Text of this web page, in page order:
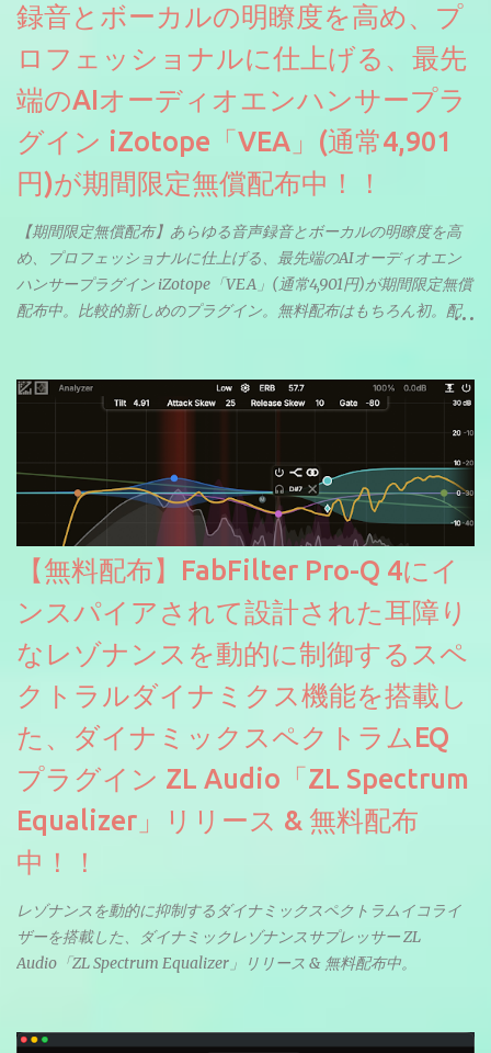
録音とボーカルの明瞭度を高め、プ
ロフェッショナルに仕上げる、最先
端のAIオーディオエンハンサープラ
グイン iZotope「VEA」(通常4,901
円)が期間限定無償配布中！！
【期間限定無償配布】あらゆる音声録音とボーカルの明瞭度を高
め、プロフェッショナルに仕上げる、最先端のAIオーディオエン
ハンサープラグイン iZotope「VEA」(通常4,901円)が期間限定無償
配布中。比較的新しめのプラグイン。無料配布はもちろん初。配
【無料配布】FabFilter Pro-Q 4にイ
ンスパイアされて設計された耳障り
なレゾナンスを動的に制御するスペ
クトラルダイナミクス機能を搭載し
た、ダイナミックスペクトラムEQ
プラグイン ZL Audio「ZL Spectrum
Equalizer」リリース & 無料配布
中！！
レゾナンスを動的に抑制するダイナミックスペクトラムイコライ
ザーを搭載した、ダイナミックレゾナンスサプレッサー ZL
Audio「ZL Spectrum Equalizer」リリース & 無料配布中。